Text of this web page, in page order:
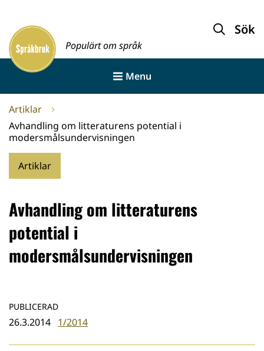
innehållet
Framsida
Populärt om språk
Sök
Menu
Artiklar
Avhandling om litteraturens potential i
modersmålsundervisningen
Artiklar
Avhandling om litteraturens
potential i
modersmålsundervisningen
PUBLICERAD
26.3.2014 1/2014